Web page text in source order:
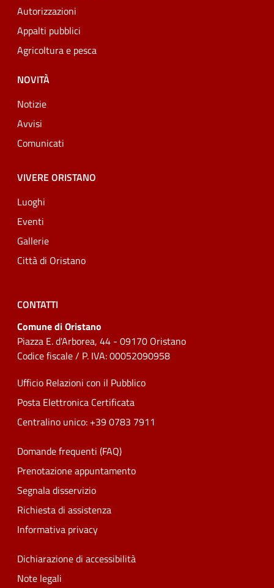
Autorizzazioni
Appalti pubblici
Agricoltura e pesca
NOVITÀ
Notizie
Avvisi
Comunicati
VIVERE ORISTANO
Luoghi
Eventi
Gallerie
Città di Oristano
CONTATTI
Comune di Oristano
Piazza E. d'Arborea, 44 - 09170 Oristano
Codice fiscale / P. IVA: 00052090958
Ufficio Relazioni con il Pubblico
Posta Elettronica Certificata
Centralino unico: +39 0783 7911
Domande frequenti (FAQ)
Prenotazione appuntamento
Segnala disservizio
Richiesta di assistenza
Informativa privacy
Dichiarazione di accessibilità
Note legali